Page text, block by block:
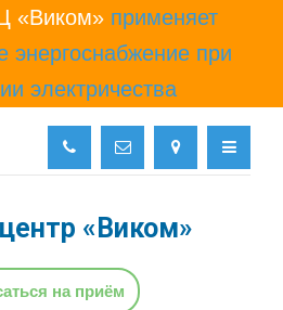
«Виком» применяет
энергоснабжение при
электричества
«Виком»
на приём